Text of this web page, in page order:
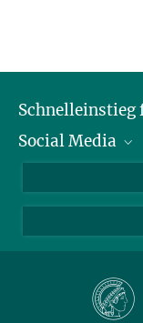
Schnelleinstieg
Journalist*innen
Bewerbende
Schüler*innen und
Social Media
Instagram
LinkedIn
Facebook